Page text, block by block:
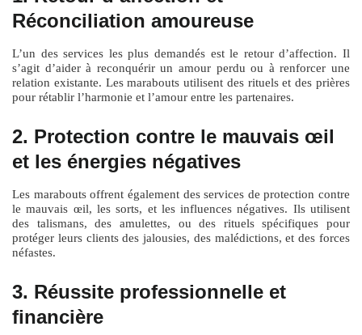
Réconciliation amoureuse
L’un des services les plus demandés est le retour d’affection. Il
s’agit d’aider à reconquérir un amour perdu ou à renforcer une
relation existante. Les marabouts utilisent des rituels et des prières
pour rétablir l’harmonie et l’amour entre les partenaires.
2. Protection contre le mauvais œil
et les énergies négatives
Les marabouts offrent également des services de protection contre
le mauvais œil, les sorts, et les influences négatives. Ils utilisent
des talismans, des amulettes, ou des rituels spécifiques pour
protéger leurs clients des jalousies, des malédictions, et des forces
néfastes.
3. Réussite professionnelle et
financière